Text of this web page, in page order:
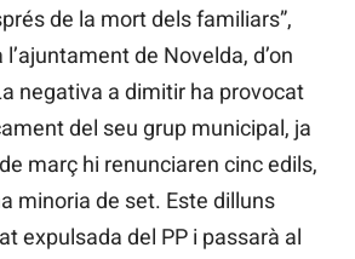
de la mort dels familiars”,
l’ajuntament de Novelda, d’on
negativa a dimitir ha provocat
del seu grup municipal, ja
març hi renunciaren cinc edils,
minoria de set. Este dilluns
expulsada del PP i passarà al